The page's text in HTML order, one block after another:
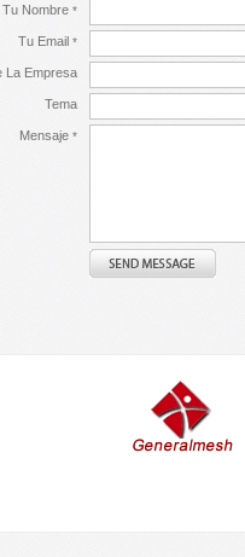
Tu Nombre *
Tu Email *
La Empresa
Tema
Mensaje *